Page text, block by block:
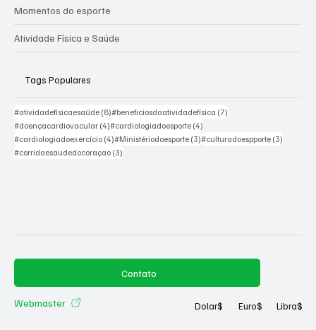
Momentos do esporte
Atividade Física e Saúde
Tags Populares
#atividadefísicaesaúde (8)8 posts
#beneficiosdaatividadefísica (7)
#doençacardiovacular (4)4 posts
#cardiologiadoesporte (4)
#cardiologiadoexercício (4)4 posts
#Ministériodoesporte (3)3 posts
#culturadoespporte (3)
#corridaesaudedocoraçao (3)
Contato
Webmaster Dolar$ Euro$ Libra$